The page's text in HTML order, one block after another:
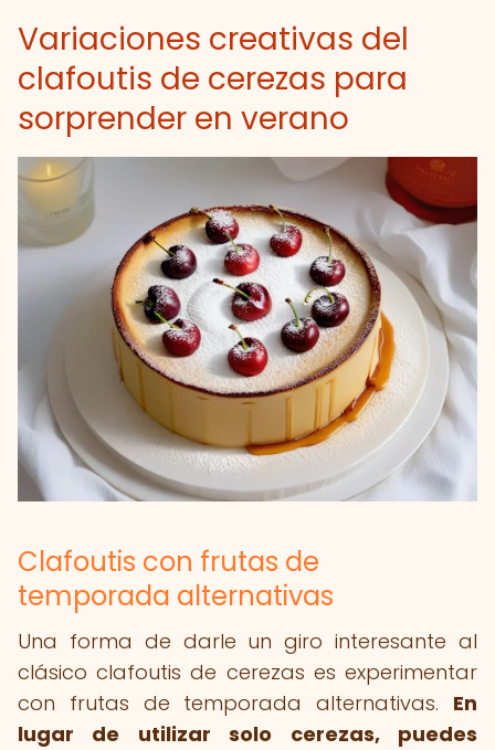
Variaciones creativas del
clafoutis de cerezas para
sorprender en verano
Clafoutis con frutas de
temporada alternativas
Una forma de darle un giro interesante al
clásico clafoutis de cerezas es experimentar
con frutas de temporada alternativas. En
lugar de utilizar solo cerezas, puedes